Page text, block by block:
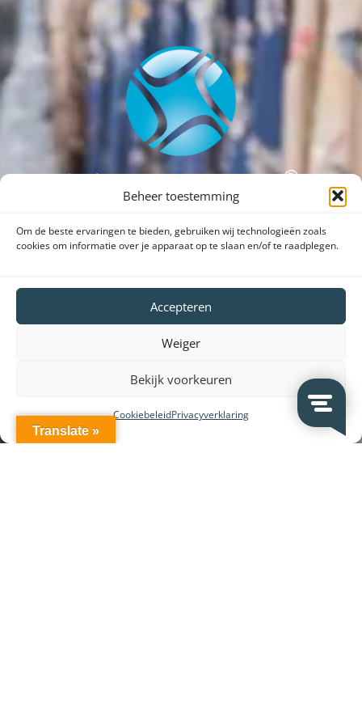
Beheer toestemming
Om de beste ervaringen te bieden, gebruiken wij technologieën zoals
cookies om informatie over je apparaat op te slaan en/of te raadplegen.
Accepteren
Weiger
Bekijk voorkeuren
CookiebeleidPrivacyverklaring
SHARE VEDOSIGN WITH FRIENDS
Translate »